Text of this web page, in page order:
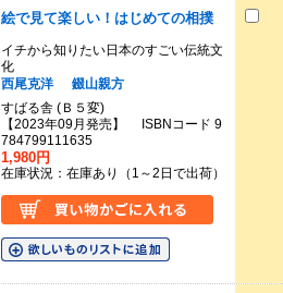
絵で見て楽しい！はじめての相撲
イチから知りたい日本のすごい伝統文
化
西尾克洋
錣山親方
すばる舎 (Ｂ５変)
【2023年09月発売】 ISBNコード 9
784799111635
1,980円
在庫状況：在庫あり（1～2日で出荷）